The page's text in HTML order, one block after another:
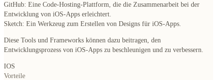
GitHub: Eine Code-Hosting-Plattform, die die Zusammenarbeit bei der
Entwicklung von iOS-Apps erleichtert.
Sketch: Ein Werkzeug zum Erstellen von Designs für iOS-Apps.
Diese Tools und Frameworks können dazu beitragen, den
Entwicklungsprozess von iOS-Apps zu beschleunigen und zu verbessern.
IOS
Vorteile